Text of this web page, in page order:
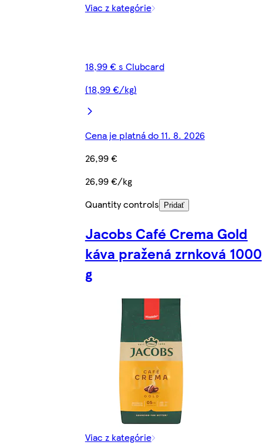
Viac z kategórie
18,99 € s Clubcard
(18,99 €/kg)
Cena je platná do 11. 8. 2026
26,99 €
26,99 €/kg
Quantity controls
Pridať
Jacobs Café Crema Gold
káva pražená zrnková 1000
g
Viac z kategórie